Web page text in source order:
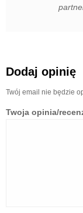
Dodaj opinię
Twój email nie będzie
Twoja opinia/